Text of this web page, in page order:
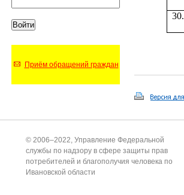
Приём обращений граждан
© 2006–2022, Управление Федеральной
службы по надзору в сфере защиты прав
потребителей и благополучия человека по
Ивановской области